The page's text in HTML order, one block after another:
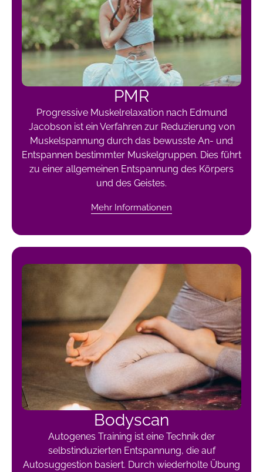
PMR
Progressive Muskelrelaxation nach Edmund
Jacobson ist ein Verfahren zur Reduzierung von
Muskelspannung durch das bewusste An- und
Entspannen bestimmter Muskelgruppen. Dies führt
zu einer allgemeinen Entspannung des Körpers
und des Geistes.
Mehr Informationen
Bodyscan
Autogenes Training ist eine Technik der
selbstinduzierten Entspannung, die auf
Autosuggestion basiert. Durch wiederholte Übung